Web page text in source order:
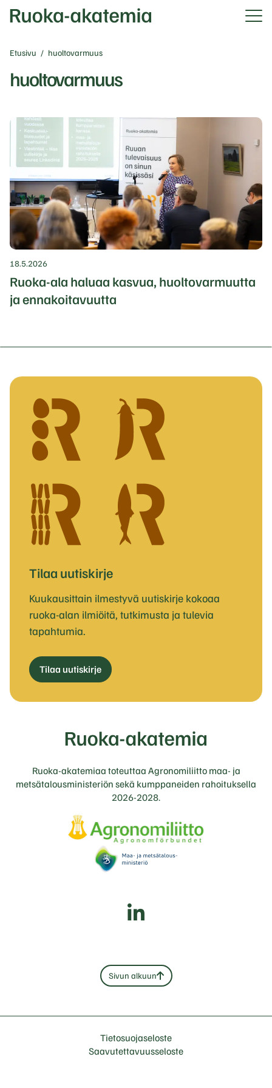
Etusivu / huoltovarmuus
huoltovarmuus
18.5.2026
Ruoka-ala haluaa kasvua, huoltovarmuutta
ja ennakoitavuutta
Tilaa uutiskirje
Kuukausittain ilmestyvä uutiskirje kokoaa
ruoka-alan ilmiöitä, tutkimusta ja tulevia
tapahtumia.
Tilaa uutiskirje
Ruoka-akatemiaa toteuttaa Agronomiliitto maa- ja
metsätalousministeriön sekä kumppaneiden rahoituksella
2026-2028.
Sivun alkuun
Tietosuojaseloste
Saavutettavuusseloste